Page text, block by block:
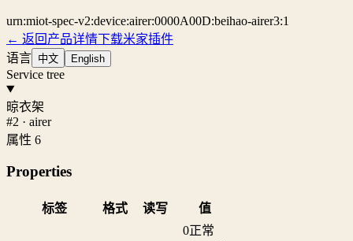
urn:miot-spec-v2:device:airer:0000A00D:beihao-airer3:1
← 返回产品详情下载米家插件
语言 中文 English
Service tree
晾衣架
#2 · airer
属性 6
Properties
标签 格式 读写 值
0正常